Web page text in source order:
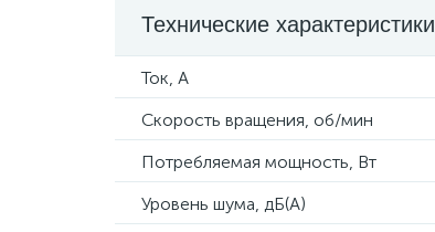
Технические характеристики
Ток, А
Скорость вращения, об/мин
Потребляемая мощность, Вт
Уровень шума, дБ(А)